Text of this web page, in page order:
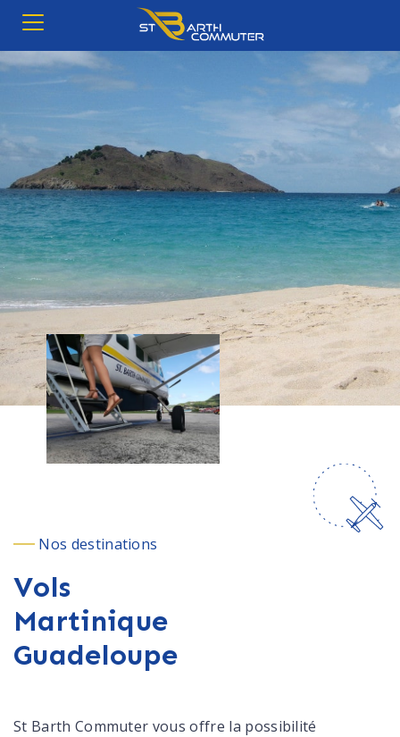
Nos destinations
Vols
Martinique
Guadeloupe
St Barth Commuter vous offre la possibilité